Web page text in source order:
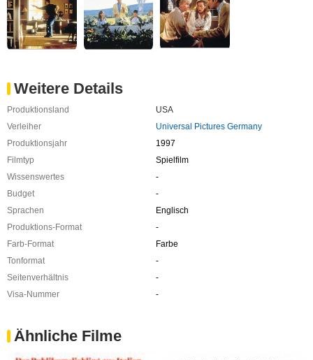
Weitere Details
Produktionsland
USA
Verleiher
Universal Pictures Germany
Produktionsjahr
1997
Filmtyp
Spielfilm
Wissenswertes
-
Budget
-
Sprachen
Englisch
Produktions-Format
-
Farb-Format
Farbe
Tonformat
-
Seitenverhältnis
-
Visa-Nummer
-
Ähnliche Filme